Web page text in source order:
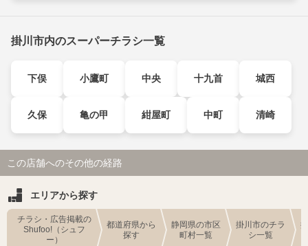
掛川市内のスーパーチラシ一覧
下俣 小鷹町 中央 十九首 城西
久保 亀の甲 紺屋町 中町 清崎
この店舗へのその他の経路
エリアから探す
チラシ・広告掲載の
Shufoo!（シュフ
ー）
都道府県から
探す
静岡県の市区
町村一覧
掛川市のチラ
シ一覧